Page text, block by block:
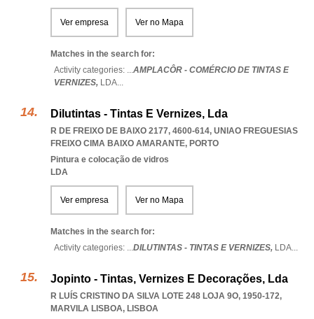
Ver empresa Ver no Mapa
Matches in the search for:
Activity categories: ...AMPLACÔR - COMÉRCIO DE TINTAS E
VERNIZES, LDA...
Dilutintas - Tintas E Vernizes, Lda
R DE FREIXO DE BAIXO 2177, 4600-614, UNIAO FREGUESIAS
FREIXO CIMA BAIXO AMARANTE, PORTO
Pintura e colocação de vidros
LDA
Ver empresa Ver no Mapa
Matches in the search for:
Activity categories: ...DILUTINTAS - TINTAS E VERNIZES, LDA...
Jopinto - Tintas, Vernizes E Decorações, Lda
R LUÍS CRISTINO DA SILVA LOTE 248 LOJA 9O, 1950-172,
MARVILA LISBOA, LISBOA